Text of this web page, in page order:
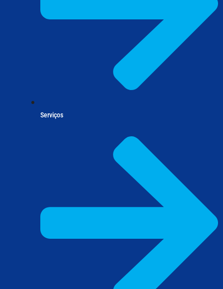
Serviços